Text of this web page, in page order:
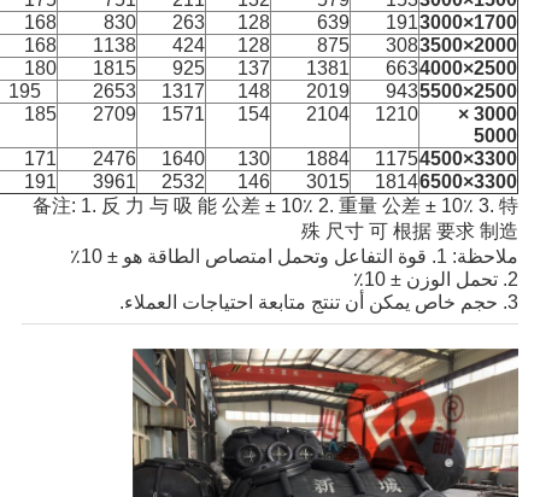
1700
×
3000
191
639
128
263
830
168
2000
×
3500
308
875
128
424
1138
168
2500
×
4000
663
1381
137
925
1815
180
2500
×
5500
943
2019
148
1317
2653
195
3000 ×
5000
1210
2104
154
1571
2709
185
3300
×
4500
1175
1884
130
1640
2476
171
3300
×
6500
1814
3015
146
2532
3961
191
备注: 1. 反 力 与 吸 能 公差 ± 10٪ 2. 重量 公差 ± 10٪ 3. 特
殊 尺寸 可 根据 要求 制造
ملاحظة: 1. قوة التفاعل وتحمل امتصاص الطاقة هو ± 10٪
2. تحمل الوزن ± 10٪
3. حجم خاص يمكن أن تنتج متابعة احتياجات العملاء.